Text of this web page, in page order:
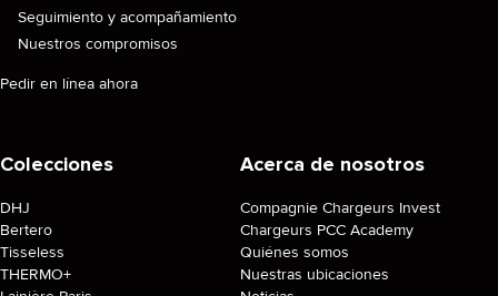
Seguimiento y acompañamiento
Nuestros compromisos
Pedir en línea ahora
Colecciones
DHJ
Bertero
Tisseless
THERMO+
Acerca de nosotros
Compagnie Chargeurs Invest
Chargeurs PCC Academy
Quiénes somos
Nuestras ubicaciones